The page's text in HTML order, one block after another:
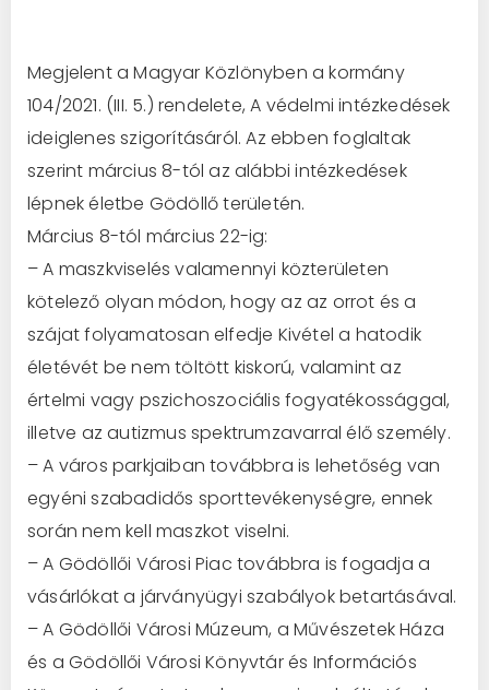
Megjelent a Magyar Közlönyben a kormány
104/2021. (III. 5.) rendelete, A védelmi intézkedések
ideiglenes szigorításáról. Az ebben foglaltak
szerint március 8-tól az alábbi intézkedések
lépnek életbe Gödöllő területén.
Március 8-tól március 22-ig:
– A maszkviselés valamennyi közterületen
kötelező olyan módon, hogy az az orrot és a
szájat folyamatosan elfedje Kivétel a hatodik
életévét be nem töltött kiskorú, valamint az
értelmi vagy pszichoszociális fogyatékossággal,
illetve az autizmus spektrumzavarral élő személy.
– A város parkjaiban továbbra is lehetőség van
egyéni szabadidős sporttevékenységre, ennek
során nem kell maszkot viselni.
– A Gödöllői Városi Piac továbbra is fogadja a
vásárlókat a járványügyi szabályok betartásával.
– A Gödöllői Városi Múzeum, a Művészetek Háza
és a Gödöllői Városi Könyvtár és Információs